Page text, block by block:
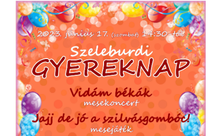
Kiállítás
Tanfolyam
Ismeretterjesztés
Táncos produkció
Vetítés
Egyéb programok
TEREMBÉRLÉS